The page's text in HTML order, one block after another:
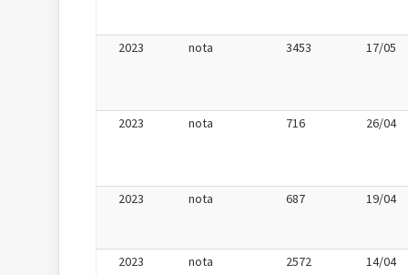
2023 nota 3453 17/05
2023 nota 716 26/04
2023 nota 687 19/04
2023 nota 2572 14/04